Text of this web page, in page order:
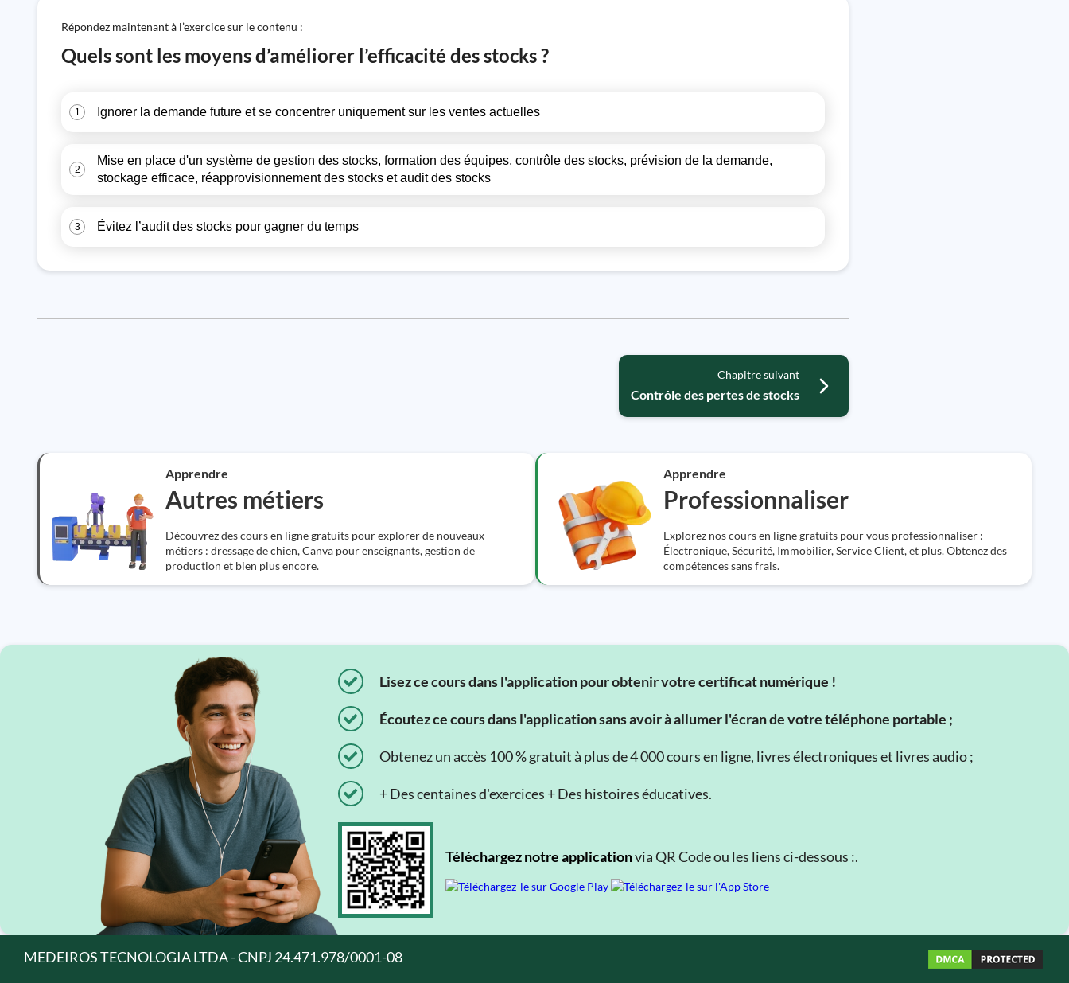
Répondez maintenant à l’exercice sur le contenu :
Quels sont les moyens d’améliorer l’efficacité des stocks ?
1 Ignorer la demande future et se concentrer uniquement sur les ventes actuelles
2
Mise en place d'un système de gestion des stocks, formation des équipes, contrôle des stocks, prévision de la demande,
stockage efficace, réapprovisionnement des stocks et audit des stocks
3 Évitez l’audit des stocks pour gagner du temps
Chapitre suivant
Contrôle des pertes de stocks
Apprendre
Autres métiers
Découvrez des cours en ligne gratuits pour explorer de nouveaux
métiers : dressage de chien, Canva pour enseignants, gestion de
production et bien plus encore.
Apprendre
Professionnaliser
Explorez nos cours en ligne gratuits pour vous professionnaliser :
Électronique, Sécurité, Immobilier, Service Client, et plus. Obtenez des
compétences sans frais.
Lisez ce cours dans l'application pour obtenir votre certificat numérique !
Écoutez ce cours dans l'application sans avoir à allumer l'écran de votre téléphone portable ;
Obtenez un accès 100 % gratuit à plus de 4 000 cours en ligne, livres électroniques et livres audio ;
+ Des centaines d'exercices + Des histoires éducatives.
Téléchargez notre applicationvia QR Code ou les liens ci-dessous :.
MEDEIROS TECNOLOGIA LTDA - CNPJ 24.471.978/0001-08